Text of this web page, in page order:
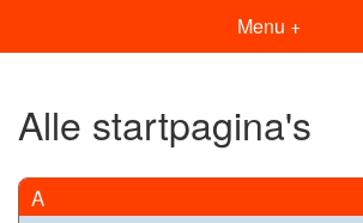
Menu +
Alle startpagina's
A